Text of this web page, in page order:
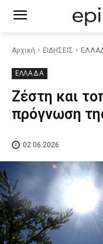
Αρχική ΕΙΔΗΣΕΙΣ
ΕΛΛΑΔΑ
Ζέστη και
πρόγνωση
02.06.2026